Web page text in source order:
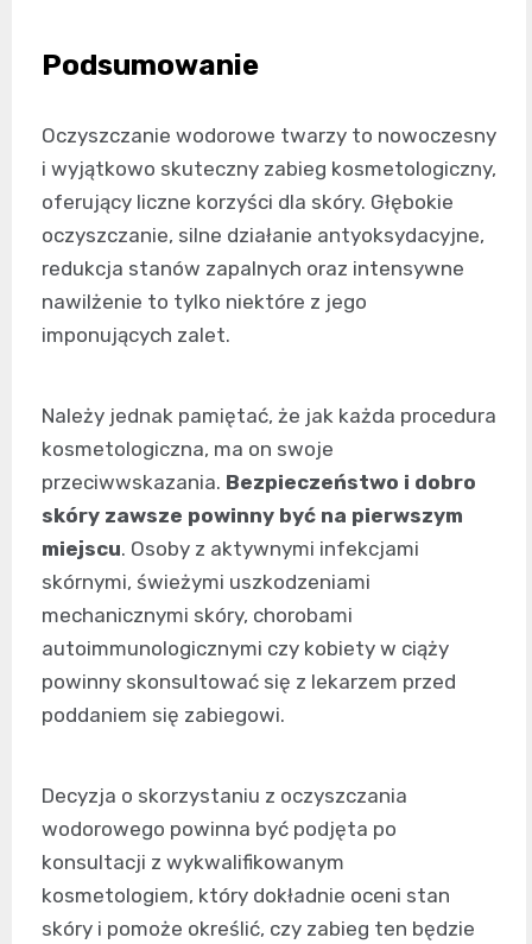
Podsumowanie
Oczyszczanie wodorowe twarzy to nowoczesny
i wyjątkowo skuteczny zabieg kosmetologiczny,
oferujący liczne korzyści dla skóry. Głębokie
oczyszczanie, silne działanie antyoksydacyjne,
redukcja stanów zapalnych oraz intensywne
nawilżenie to tylko niektóre z jego
imponujących zalet.
Należy jednak pamiętać, że jak każda procedura
kosmetologiczna, ma on swoje
przeciwwskazania. Bezpieczeństwo i dobro
skóry zawsze powinny być na pierwszym
miejscu. Osoby z aktywnymi infekcjami
skórnymi, świeżymi uszkodzeniami
mechanicznymi skóry, chorobami
autoimmunologicznymi czy kobiety w ciąży
powinny skonsultować się z lekarzem przed
poddaniem się zabiegowi.
Decyzja o skorzystaniu z oczyszczania
wodorowego powinna być podjęta po
konsultacji z wykwalifikowanym
kosmetologiem, który dokładnie oceni stan
skóry i pomoże określić, czy zabieg ten będzie